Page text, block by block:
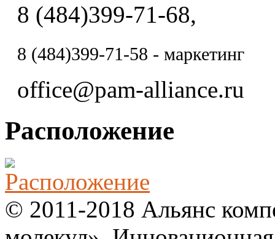
8 (484)399-71-68,
8 (484)399-71-58 - маркетинг
office@pam-alliance.ru
Расположение
© 2011-2018 Альянс